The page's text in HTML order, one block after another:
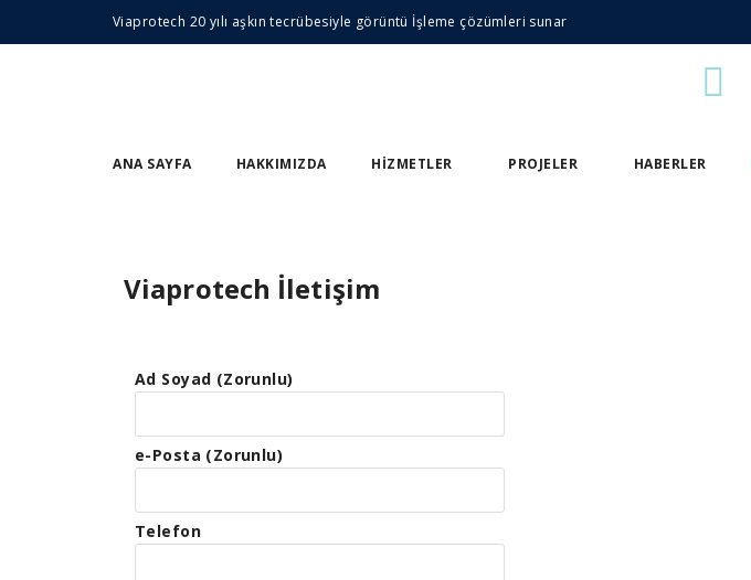
Viaprotech 20 yılı aşkın tecrübesiyle görüntü İşleme çözümleri sunar
ANA SAYFA HAKKIMIZDA HIZMETLER PROJELER HABERLER
Viaprotech İletişim
Ad Soyad (Zorunlu)
e-Posta (Zorunlu)
Telefon